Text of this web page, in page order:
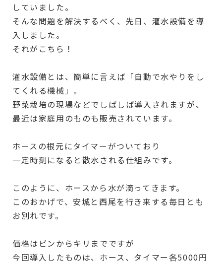
していました。
そんな問題を解決するべく、先日、灌水設備を導
入しました。
それがこちら！
灌水設備とは、簡単に言えば「自動で水やりをし
てくれる機械」。
野菜栽培の現場などでしばしば導入されますが、
最近は家庭用のものも販売されています。
ホースの根元にタイマーがついており
一定時刻になると散水される仕組みです。
このように、ホースから水が滴ってきます。
このおかげで、安城と西尾を行き来する毎日とも
お別れです。
価格はピンからキリまでですが
今回導入したものは、ホース、タイマー各5000円